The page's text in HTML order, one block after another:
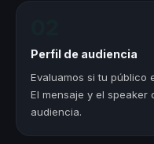
Perfil de audiencia
Evaluamos si tu público
El mensaje y el speaker
audiencia.